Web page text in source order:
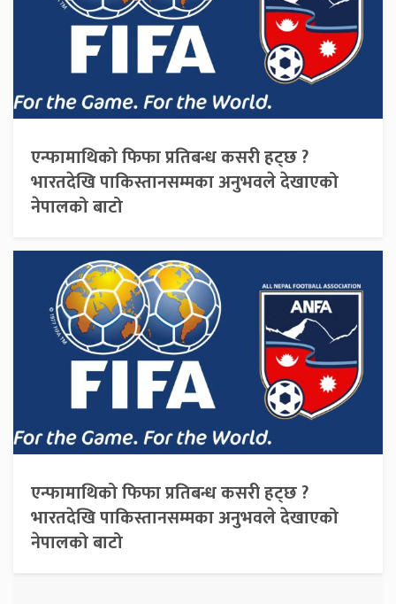
एन्फामाथिको फिफा प्रतिबन्ध कसरी हट्छ ?
भारतदेखि पाकिस्तानसम्मका अनुभवले देखाएको
नेपालको बाटो
एन्फामाथिको फिफा प्रतिबन्ध कसरी हट्छ ?
भारतदेखि पाकिस्तानसम्मका अनुभवले देखाएको
नेपालको बाटो